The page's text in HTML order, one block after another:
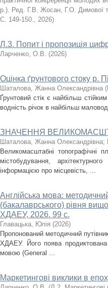
р.). Ред. Г.В. Жосан, Г.О. Димової
С. 149-150., 2026)
Л.3. Попит і пропозиція
Ларченко, О.В. (2026)
Оцінка ґрунтового стоку р.
Шаталова, Жанна Олександрівна (
Ґрунтовий стік є найбільш
водність річок в найбільш
ЗНАЧЕННЯ
Шаталова, Жанна Олександрівна;
Великомасштабні
містобудування,
інформацією про місцевість, ...
Англійська мова:
(бакалаврського) рівня
ХДАЕУ, 2026. 99 с.
Главацька, Юлія (2026)
Пропонований методичний
ХДАЕУ. Його поява
мовою (General ...
Маркетингові виклики в